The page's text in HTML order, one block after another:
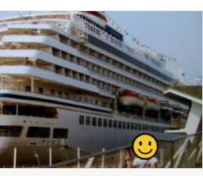
年4月
2026年3月
年1月
2025年12月
年10月
2025年9月
年7月
2025年6月
ンが特定のメンバーを撮影し
…